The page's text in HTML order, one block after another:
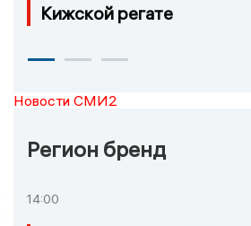
Кижской регате
Новости СМИ2
Регион бренд
14:00